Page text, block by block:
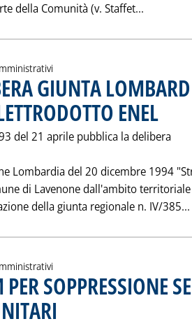
della Comunità (v. Staffet...
GIUNTA
ENEL
del 21 aprile pubblica la delibera
Lombardia del 20 dicembre 1994
di Lavenone dall'ambito
della giunta regionale n. IV/385...
SOPPRESSIONE